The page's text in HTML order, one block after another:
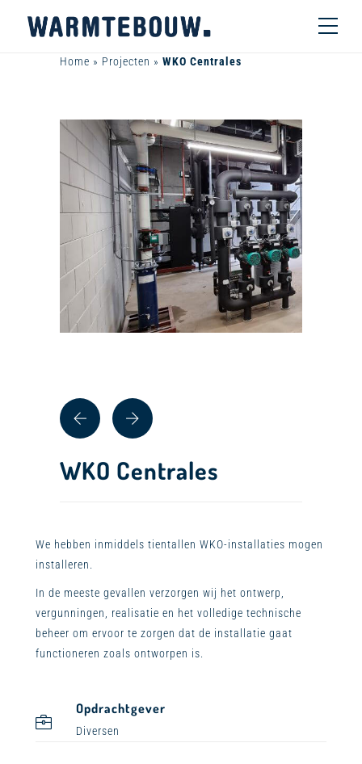
Home » Projecten » WKO Centrales
WKO Centrales
We hebben inmiddels tientallen WKO-installaties mogen
installeren.
In de meeste gevallen verzorgen wij het ontwerp,
vergunningen, realisatie en het volledige technische
beheer om ervoor te zorgen dat de installatie gaat
functioneren zoals ontworpen is.
Opdrachtgever
Diversen